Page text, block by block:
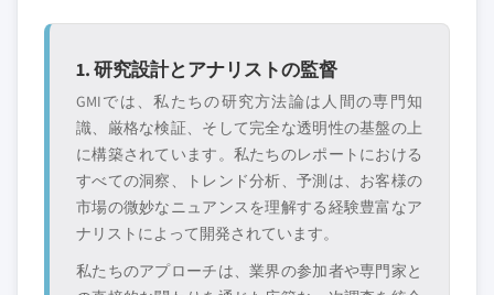
1. 研究設計とアナリストの監督
GMIでは、私たちの研究方法論は人間の専門知
識、厳格な検証、そして完全な透明性の基盤の上
に構築されています。私たちのレポートにおける
すべての洞察、トレンド分析、予測は、お客様の
市場の微妙なニュアンスを理解する経験豊富なア
ナリストによって開発されています。
私たちのアプローチは、業界の参加者や専門家と